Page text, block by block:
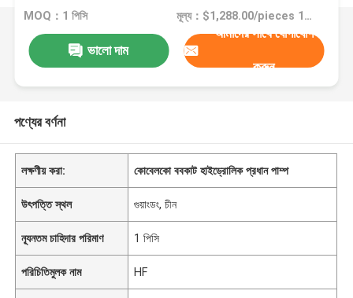
জন্য
MOQ：1 পিসি মূল্য：$1,288.00/pieces 1-1 pieces
ভালো দাম
আমাদের সাথে যোগাযোগ
করুন
পণ্যের বর্ণনা
লক্ষণীয় করা: কোবেলকো ববকাট হাইড্রোলিক প্রধান পাম্প
উৎপত্তি স্থল গুয়াংডং, চীন
ন্যূনতম চাহিদার পরিমাণ 1 পিসি
পরিচিতিমুলক নাম HF